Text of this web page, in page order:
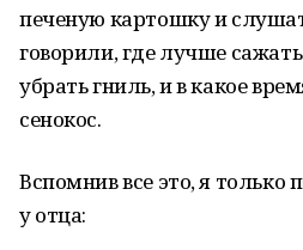
печеную картошку и
говорили, где лучше
убрать гниль, и в какое
сенокос.
Вспомнив все это, я только
у отца: